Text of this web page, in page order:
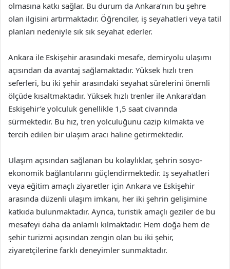
olmasına katkı sağlar. Bu durum da Ankara’nın bu şehre
olan ilgisini artırmaktadır. Öğrenciler, iş seyahatleri veya tatil
planları nedeniyle sık sık seyahat ederler.
Ankara ile Eskişehir arasındaki mesafe, demiryolu ulaşımı
açısından da avantaj sağlamaktadır. Yüksek hızlı tren
seferleri, bu iki şehir arasındaki seyahat sürelerini önemli
ölçüde kısaltmaktadır. Yüksek hızlı trenler ile Ankara’dan
Eskişehir’e yolculuk genellikle 1,5 saat civarında
sürmektedir. Bu hız, tren yolculuğunu cazip kılmakta ve
tercih edilen bir ulaşım aracı haline getirmektedir.
Ulaşım açısından sağlanan bu kolaylıklar, şehrin sosyo-
ekonomik bağlantılarını güçlendirmektedir. İş seyahatleri
veya eğitim amaçlı ziyaretler için Ankara ve Eskişehir
arasında düzenli ulaşım imkanı, her iki şehrin gelişimine
katkıda bulunmaktadır. Ayrıca, turistik amaçlı geziler de bu
mesafeyi daha da anlamlı kılmaktadır. Hem doğa hem de
şehir turizmi açısından zengin olan bu iki şehir,
ziyaretçilerine farklı deneyimler sunmaktadır.